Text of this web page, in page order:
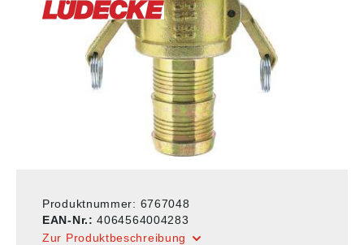
Produktnummer: 6767048
EAN-Nr.:4064564004283
Zur Produktbeschreibung